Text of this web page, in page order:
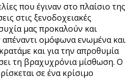
που έγιναν στο πλαίσιο της
στις ξενοδοχειακές
μας προκαλούν και
ομόφωνα ενωμένα και
και για την απροθυμία
τη βραχυχρόνια μίσθωση. Ο
σε ένα κρίσιμο